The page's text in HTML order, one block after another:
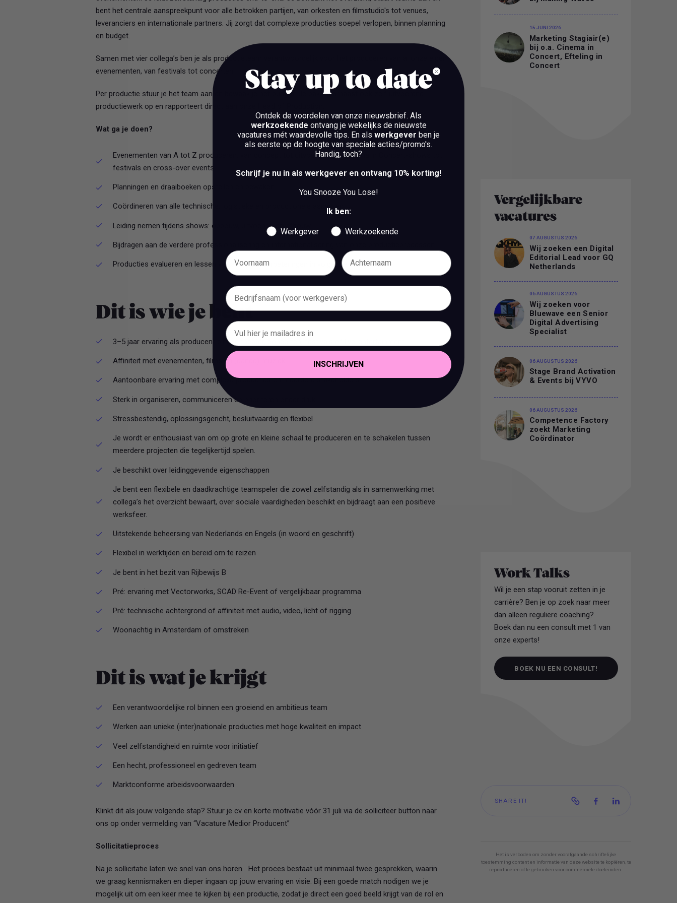
bent het centrale aanspreekpunt voor alle betrokken partijen, van orkesten en filmstudio's tot venues,
leveranciers en internationale partners. Jij zorgt dat complexe producties soepel verlopen, binnen planning
en budget.
Samen met vier collega’s ben je als productieteam verantwoordelijk voor het produceren van al onze eigen
evenementen, van festivals tot concerten.
Per productie stuur je het team aan en bewaak je het budget. Je pakt daarnaast ook zelf uitvoerend
productiewerk op en rapporteert direct aan onze Head of Production.
Wat ga je doen?
Evenementen van A tot Z produceren, van concept tot uitvoering, van Cinema in Concert-shows tot
festivals en cross-over events
Planningen en draaiboeken opstellen en bewaken
Coördineren van alle technische, logistieke en productionele aspecten
Leiding nemen tijdens shows: opbouw, uitvoering en afbouw
Bijdragen aan de verdere professionalisering en internationalisering van onze productieprocessen
Producties evalueren en lessen vertalen naar verbeteringen in volgende projecten
Dit is wie je bent
3–5 jaar ervaring als producent binnen theater, concerten, festivals of live-entertainment
Affiniteit met evenementen, films en (dance) muziek
Aantoonbare ervaring met complexe producties en meerdere stakeholders
Sterk in organiseren, communiceren en prioriteren onder druk
Stressbestendig, oplossingsgericht, besluitvaardig en flexibel
Je wordt er enthousiast van om op grote en kleine schaal te produceren en te schakelen tussen
meerdere projecten die tegelijkertijd spelen.
Je beschikt over leiding­ge­vende eigenschappen
Je bent een flexibele en daadkrachtige teamspeler die zowel zelfstandig als in samenwerking met
collega’s het overzicht bewaart, over sociale vaardigheden beschikt en bijdraagt aan een positieve
werksfeer.
Uitstekende beheersing van Nederlands en Engels (in woord en geschrift)
Flexibel in werktijden en bereid om te reizen
Je bent in het bezit van Rijbewijs B
Pré: ervaring met Vectorworks, SCAD Re-Event of vergelijkbaar programma
Pré: technische achtergrond of affiniteit met audio, video, licht of rigging
Woonachtig in Amsterdam of omstreken
Dit is wat je krijgt
Een verantwoordelijke rol binnen een groeiend en ambitieus team
Werken aan unieke (inter)nationale producties met hoge kwaliteit en impact
Veel zelfstandigheid en ruimte voor initiatief
Een hecht, professioneel en gedreven team
Marktconforme arbeidsvoorwaarden
Klinkt dit als jouw volgende stap? Stuur je cv en korte motivatie vóór 31 juli via de solliciteer button naar
ons op onder vermelding van “Vacature Medior Producent”
Sollicitatieproces
Na je sollicitatie laten we snel van ons horen. Het proces bestaat uit minimaal twee gesprekken, waarin
we graag kennismaken en dieper ingaan op jouw ervaring en visie. Bij een goede match nodigen we je
mogelijk uit om een keer mee te kijken bij een productie, zodat je direct een goed beeld krijgt van de rol en
15 JUNI 2026
Marketing Stagiair(e)
bij o.a. Cinema in
Concert, Efteling in
Concert
Vergelijkbare
vacatures
07 AUGUSTUS 2026
Wij zoeken een Digital
Editorial Lead voor GQ
Netherlands
06 AUGUSTUS 2026
Wij zoeken voor
Bluewave een Senior
Digital Advertising
Specialist
06 AUGUSTUS 2026
Stage Brand Activation
& Events bij VYVO
06 AUGUSTUS 2026
Competence Factory
zoekt Marketing
Coördinator
Work Talks
Wil je een stap vooruit zetten in je
carrière? Ben je op zoek naar meer
dan alleen reguliere coaching?
Boek dan nu een consult met 1 van
onze experts!
BOEK NU EEN CONSULT!
SHARE IT!
Het is verboden om zonder voorafgaande schriftelijke
toestemming content en informatie van deze website te kopiëren, te
reproduceren of te gebruiken voor commerciële doeleinden.
Stay up to date
Ontdek de voordelen van onze nieuwsbrief. Als
werkzoekende ontvang je wekelijks de nieuwste
vacatures mét waardevolle tips. En als werkgever ben je
als eerste op de hoogte van speciale acties/promo's.
Handig, toch?
Schrijf je nu in als werkgever en ontvang 10% korting!
You Snooze You Lose!
Ik ben:
Werkgever Werkzoekende
INSCHRIJVEN